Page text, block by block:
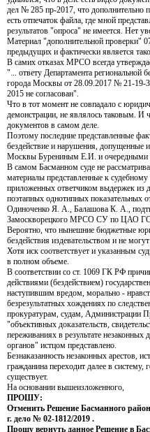
дел № 285 пр-2017, что дополнительно
есть отпечаток файла, где мной
результатов "опроса" не имеется. Нет
Материал "дополнительной проверки"
предыдущих и фактически является
В самих отказах МРСО всегда
"... ответу Департамента региональной
города Москвы от 28.09.2017 № 21-19-
2015 не согласован".
Что в тот момент не совпадало с
демонстрации, не являлось таковым. И
документов в самом деле.
Поэтому последние представленные
бездействие и нарушения, допущенные
Москвы Бурениным Е.И. и очередными
В самом Басманном суде не
материалы представленные к
приложенных ответчиком выдержек из
поэтапных однотипных показательных
Одиноченко Я. А., Балашова К. А.,
Замоскворецкого МРСО СУ по ЦАО
Вероятно, что нынешние бюджетные
бездействия издевательством и не
Хотя иск соответствует и указанным
в полном объеме.
В соответствии со ст. 1069 ГК РФ
действиями (бездействием)
наступившим вредом, морально -
безрезультатных хождениях по
прокуратурам, судам, Администрации
"объективных доказательств,
переживаниях в результате
органов" истцом представлено.
Безнаказанность незаконных арестов,
гражданина переходит далее в систему,
существует.
На основании вышеизложенного,
ПРОШУ:
Отменить Решение Басманного
г. дело № 02-1812/2019 .
Прошу вернуть данное Решение в